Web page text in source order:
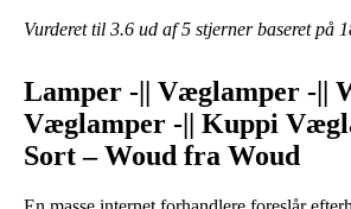
Vurderet til 3.6 ud af 5 stjerner baseret på
Lamper -|| Væglamper -||
Væglamper -|| Kuppi
Sort – Woud fra Woud